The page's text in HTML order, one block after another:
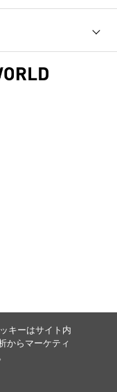
キーはサイト内
からマーケティ